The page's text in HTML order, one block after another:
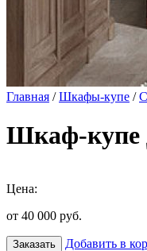
Главная /Шкафы-купе /
Шкаф-купе
Цена:
от 40 000 руб.
Заказать Добавить в